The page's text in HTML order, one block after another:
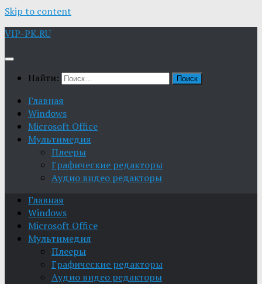
Skip to content
VIP-PK.RU
Найти:
Главная
Windows
Microsoft Office
Мультимедия
Плееры
Графические редакторы
Aудио видео редакторы
Главная
Windows
Microsoft Office
Мультимедия
Плееры
Графические редакторы
Aудио видео редакторы